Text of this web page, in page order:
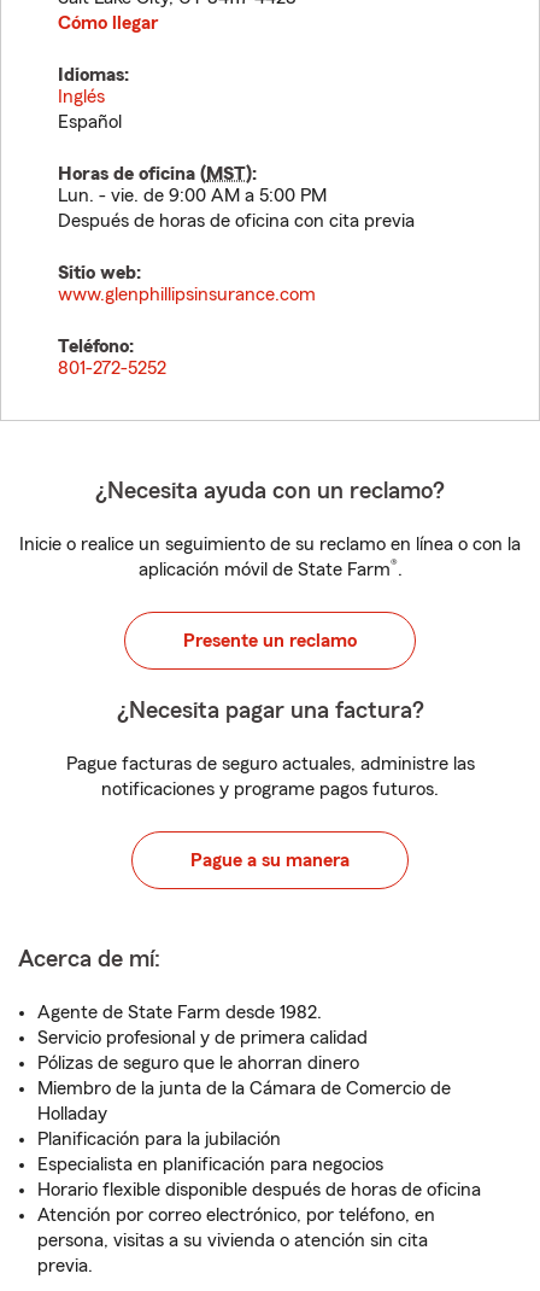
Cómo llegar
Idiomas:
Inglés
Español
Horas de oficina (MST):
Lun. - vie. de 9:00 AM a 5:00 PM
Después de horas de oficina con cita previa
Sitio web:
www.glenphillipsinsurance.com
Teléfono:
801-272-5252
¿Necesita ayuda con un reclamo?
Inicie o realice un seguimiento de su reclamo en línea o con la
aplicación móvil de State Farm®.
Presente un reclamo
¿Necesita pagar una factura?
Pague facturas de seguro actuales, administre las
notificaciones y programe pagos futuros.
Pague a su manera
Acerca de mí:
Agente de State Farm desde 1982.
Servicio profesional y de primera calidad
Pólizas de seguro que le ahorran dinero
Miembro de la junta de la Cámara de Comercio de
Holladay
Planificación para la jubilación
Especialista en planificación para negocios
Horario flexible disponible después de horas de oficina
Atención por correo electrónico, por teléfono, en
persona, visitas a su vivienda o atención sin cita
previa.